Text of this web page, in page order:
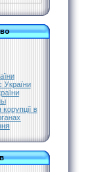
України
корупції в